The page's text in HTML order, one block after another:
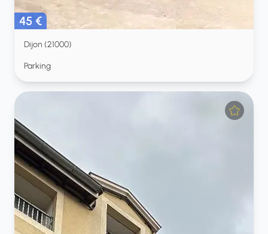
45 €
Dijon (21000)
Parking